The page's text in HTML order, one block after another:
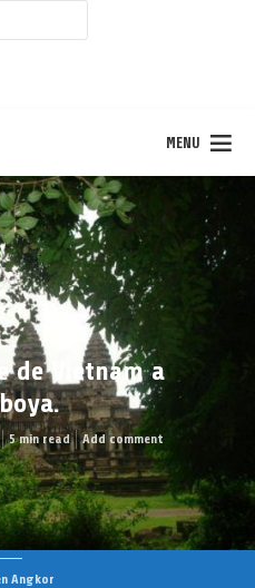
MENU
Angkor
de Vietnam a
5 min read Add comment